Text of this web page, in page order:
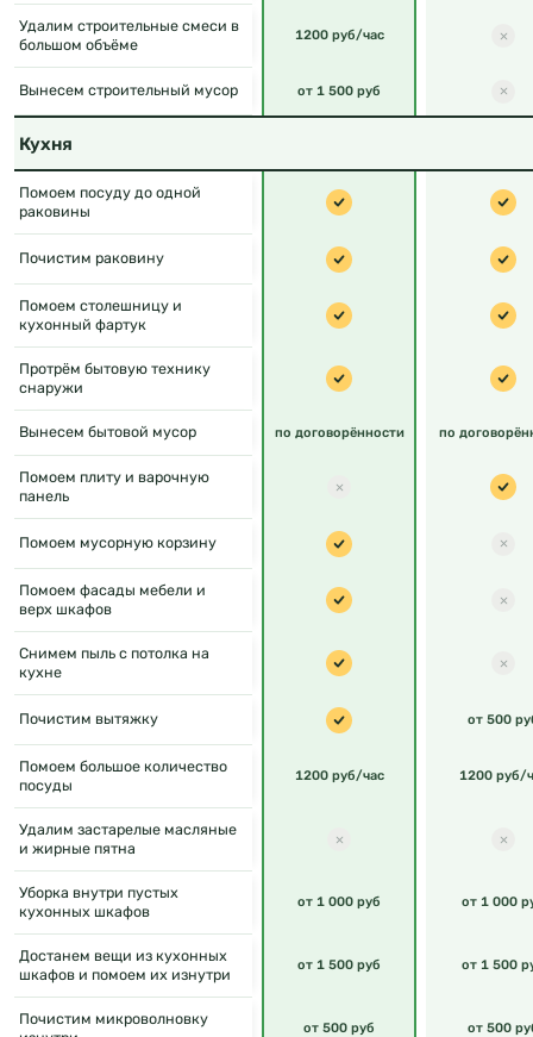
Удалим строительные смеси в
большом объёме
1200 руб/час
Вынесем строительный мусор от 1 500 руб
Кухня
Помоем посуду до одной
раковины
Почистим раковину
Помоем столешницу и
кухонный фартук
Протрём бытовую технику
снаружи
Вынесем бытовой мусор по договорённости по
Помоем плиту и варочную
панель
Помоем мусорную корзину
Помоем фасады мебели и
верх шкафов
Снимем пыль с потолка на
кухне
Почистим вытяжку от 500
Помоем большое количество
посуды
1200 руб/час 1200 руб/
Удалим застарелые масляные
и жирные пятна
Уборка внутри пустых
кухонных шкафов
от 1 000 руб от 1 000
Достанем вещи из кухонных
шкафов и помоем их изнутри
от 1 500 руб от 1 500
Почистим микроволновку
от 500 руб от 500